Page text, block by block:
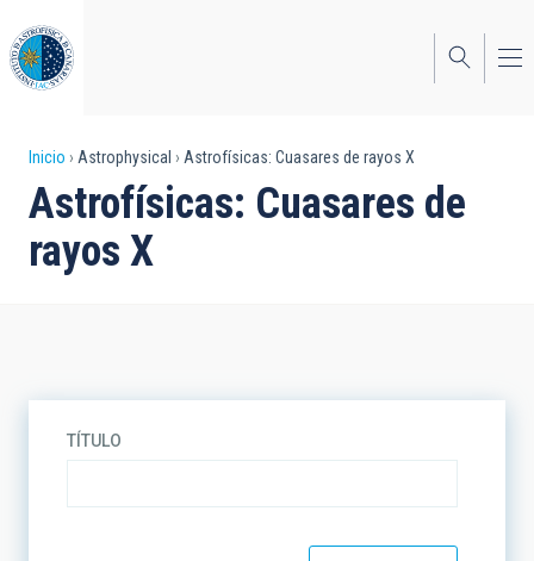
al
contenido
principal
Sobrescribir
enlaces
de
Inicio Astrophysical Astrofísicas: Cuasares de rayos X
Astrofísicas: Cuasares de
rayos X
TÍTULO